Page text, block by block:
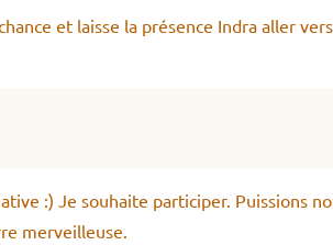
et laisse la présence Indra aller
:) Je souhaite participer. Puissions
merveilleuse.